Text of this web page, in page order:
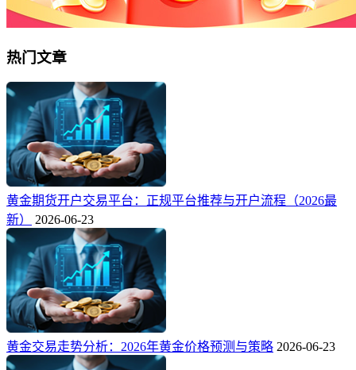
热门文章
黄金期货开户交易平台：正规平台推荐与开户流程（2026最
新）
2026-06-23
黄金交易走势分析：2026年黄金价格预测与策略 2026-06-23